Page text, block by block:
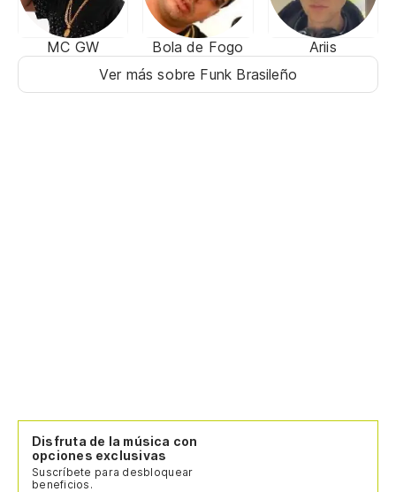
MC GW Bola de Fogo
Ariis
Ver más sobre Funk Brasileño
Disfruta de la música con
opciones exclusivas
Suscríbete para desbloquear
beneficios.